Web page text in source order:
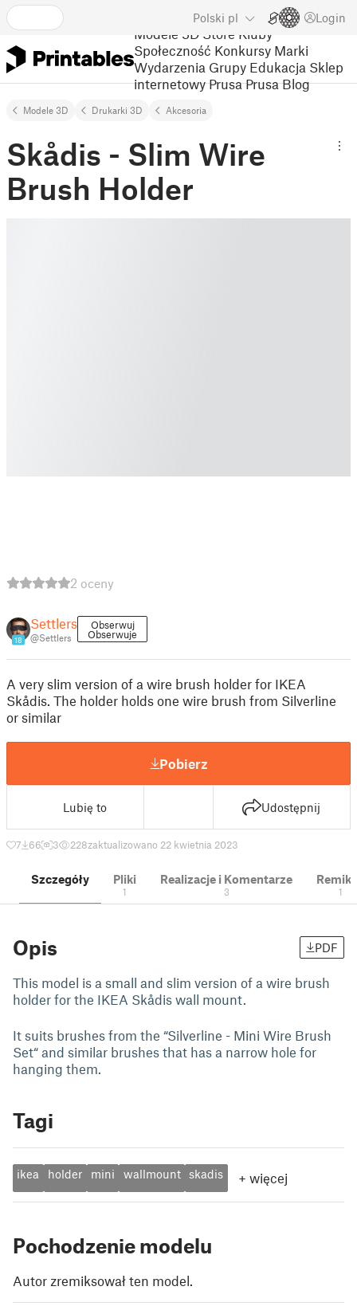
Polski pl Login
Modele 3D Store Kluby
Społeczność Konkursy Marki
Wydarzenia Grupy Edukacja Sklep
internetowy Prusa Prusa Blog
Modele 3D Drukarki 3D Akcesoria
Skådis - Slim Wire
Brush Holder
2 oceny
18
Settlers
@Settlers
Obserwuj
Obserwuje
A very slim version of a wire brush holder for IKEA
Skådis. The holder holds one wire brush from Silverline
or similar
Pobierz
Lubię to Udostępnij
7 66 3 228zaktualizowano 22 kwietnia 2023
Szczegóły Pliki
1
Realizacje i Komentarze
3 1
Opis PDF
This model is a small and slim version of a wire brush
holder for the IKEA Skådis wall mount.
It suits brushes from the “Silverline - Mini Wire Brush
Set“ and similar brushes that has a narrow hole for
hanging them.
Tagi
ikea holder mini wallmount skadis + więcej
Pochodzenie modelu
Autor zremiksował ten model.